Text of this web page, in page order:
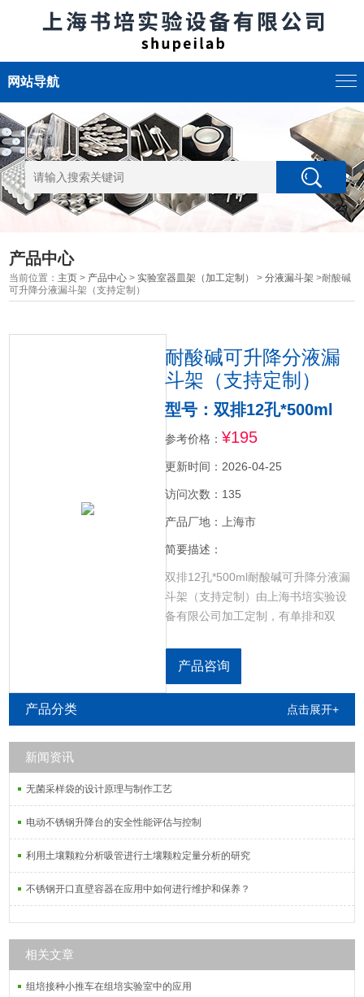
网站导航
产品中心
当前位置： 主页 > 产品中心 >实验室器皿架（加工定制） >分液漏斗架 >耐酸碱
可升降分液漏斗架（支持定制）
耐酸碱可升降分液漏
斗架（支持定制）
型号：双排12孔*500ml
参考价格： ¥195
更新时间：2026-04-25
访问次数：135
产品厂地：上海市
简要描述：
双排12孔*500ml耐酸碱可升降分液漏
斗架（支持定制）由上海书培实验设
备有限公司加工定制，有单排和双
子，下面底座安装方便，拆卸方便，
固定方式为国标蝴蝶螺丝与垫片。选
用优质PP全新料，可升降设计，板材
全，60ml-2000ml,特殊规格提供定
制。
产品咨询
产品分类 点击展开+
新闻资讯
无菌采样袋的设计原理与制作工艺
电动不锈钢升降台的安全性能评估与控制
利用土壤颗粒分析吸管进行土壤颗粒定量分析的研究
不锈钢开口直壁容器在应用中如何进行维护和保养？
相关文章
组培接种小推车在组培实验室中的应用